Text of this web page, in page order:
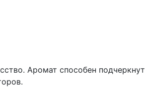
Аромат способен